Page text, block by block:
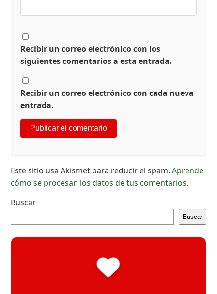
Recibir un correo electrónico con los
siguientes comentarios a esta entrada.
Recibir un correo electrónico con cada nueva
entrada.
Este sitio usa Akismet para reducir el spam.Aprende
cómo se procesan los datos de tus comentarios.
Buscar
Buscar